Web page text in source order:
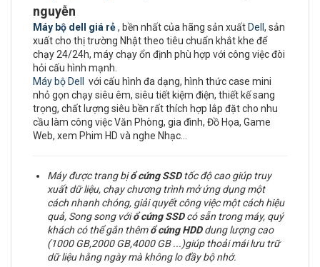
nguyễn
Máy bộ dell giá rẻ, bền nhất của hãng sản xuất Dell , sản
xuất cho thị trường Nhật theo tiêu chuẩn khắt khe để
chạy 24/24h, máy chạy ổn định phù hợp với công việc đòi
hỏi cấu hình mạnh.
Máy bộ Dell
với cấu hình đa dạng, hình thức case mini
nhỏ gọn chạy siêu êm, siêu tiết kiệm điện, thiết kế sang
trọng, chất lượng siêu bền rất thích hợp lắp đặt cho nhu
cầu làm công việc Văn Phòng, gia đình, Đồ Họa, Game
Web, xem Phim HD và nghe Nhạc…
Máy được trang bịổ cứng SSDtốc độ cao giúp truy
xuất dữ liệu, chạy chương trình mở ứng dụng một
cách nhanh chóng, giải quyết công việc một cách hiệu
quả, Song song vớiổ cứng SSDcó sẵn trong máy, quý
khách có thể gắn thêmổ cứng HDDdung lượng cao
(1000 GB,2000 GB,4000 GB ...)giúp thoải mái lưu trữ
dữ liệu hằng ngày mà không lo đầy bộ nhớ.